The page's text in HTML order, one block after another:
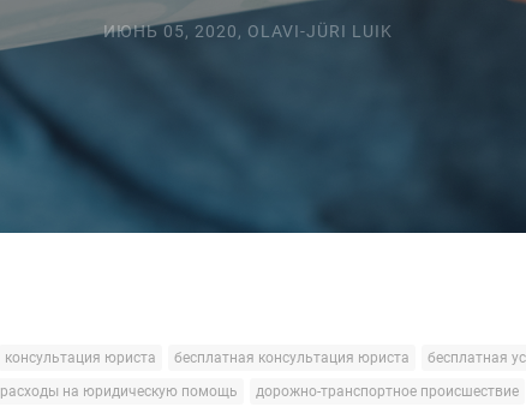
ИЮНЬ 05, 2020, OLAVI-JÜRI LUIK
консультация юриста бесплатная консультация юриста
бесплатная
расходы на юридическую помощь
дорожно-транспортное происшествие